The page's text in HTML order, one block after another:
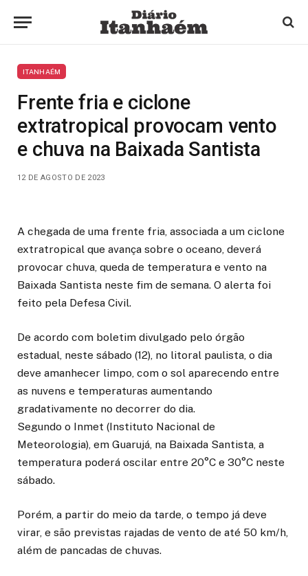
ITANHAÉM
Frente fria e ciclone
extratropical provocam vento
e chuva na Baixada Santista
12 DE AGOSTO DE 2023
A chegada de uma frente fria, associada a um ciclone
extratropical que avança sobre o oceano, deverá
provocar chuva, queda de temperatura e vento na
Baixada Santista neste fim de semana. O alerta foi
feito pela Defesa Civil.
De acordo com boletim divulgado pelo órgão
estadual, neste sábado (12), no litoral paulista, o dia
deve amanhecer limpo, com o sol aparecendo entre
as nuvens e temperaturas aumentando
gradativamente no decorrer do dia.
Segundo o Inmet (Instituto Nacional de
Meteorologia), em Guarujá, na Baixada Santista, a
temperatura poderá oscilar entre 20°C e 30°C neste
sábado.
Porém, a partir do meio da tarde, o tempo já deve
virar, e são previstas rajadas de vento de até 50 km/h,
além de pancadas de chuvas.